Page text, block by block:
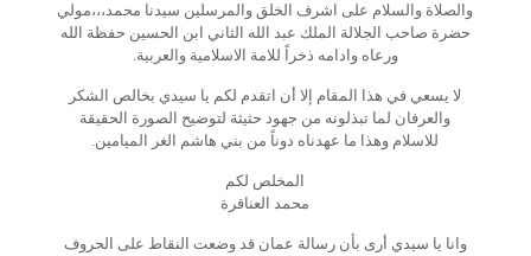
والصلاة والسلام على اشرف الخلق والمرسلين سيدنا محمد،،،مولي
حضرة صاحب الجلالة الملك عبد الله الثاني ابن الحسين حفظة الله
ورعاه وادامه ذخراً للامة الاسلامية والعربية.
لا يسعي في هذا المقام إلا أن اتقدم لكم يا سيدي بخالص الشكر
والعرفان لما تبذلونه من جهود حثيثة لتوضيح الصورة الحقيقة
للاسلام وهذا ما عهدناه دوناً من بني هاشم الغر الميامين.
المخلص لكم
محمد العناقرة
وانا يا سيدي أرى بأن رسالة عمان قد وضعت النقاط على الحروف